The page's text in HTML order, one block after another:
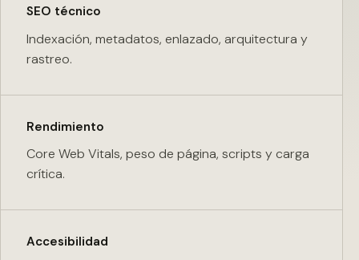
SEO técnico
Indexación, metadatos, enlazado, arquitectura y
rastreo.
Rendimiento
Core Web Vitals, peso de página, scripts y carga
crítica.
Accesibilidad